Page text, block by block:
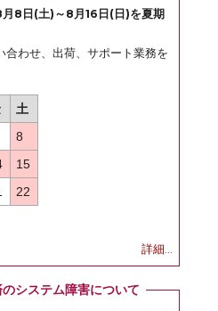
月8日(土)～8月16日(日)を夏期
わせ、出荷、サポート業務を
土
8
15
22
詳細...
システム障害について